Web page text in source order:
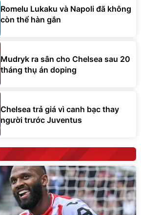
Romelu Lukaku và Napoli đã không
còn thể hàn gắn
Mudryk ra sân cho Chelsea sau 20
tháng thụ án doping
Chelsea trả giá vì canh bạc thay
người trước Juventus